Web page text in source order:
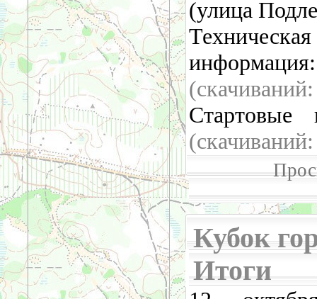
(улица
Техническая
Кубок
Итоги